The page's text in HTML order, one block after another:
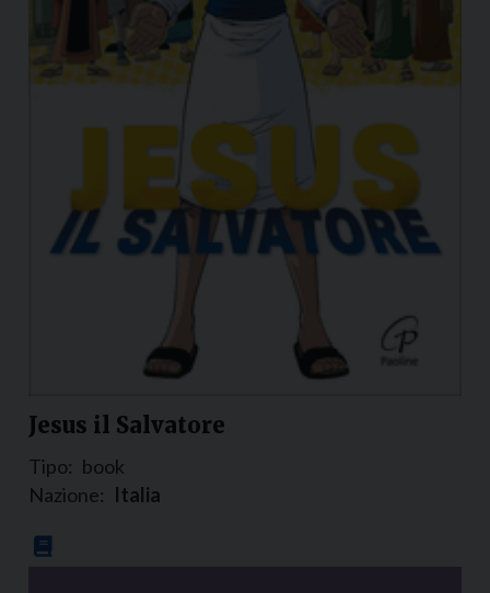
Jesus il Salvatore
Tipo: book
Nazione: Italia